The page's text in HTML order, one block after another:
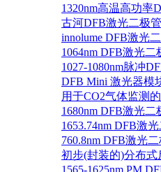
1320nm高温高功率
古河DFB激光二极管
innolume DFB激光
1064nm DFB激光二
1027-1080nm脉冲
DFB Mini 激光器模
用于CO2气体监测
1680nm DFB激光
1653.74nm DFB激
760.8nm DFB激光
初步(封装的)分布
1565-1625nm PM